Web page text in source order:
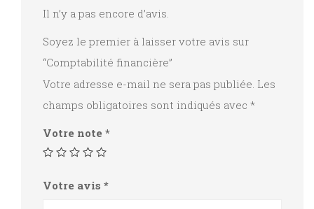
Il n’y a pas encore d’avis.
Soyez le premier à laisser votre avis sur
“Comptabilité financière”
Votre adresse e-mail ne sera pas publiée. Les
champs obligatoires sont indiqués avec *
Votre note *
Votre avis *